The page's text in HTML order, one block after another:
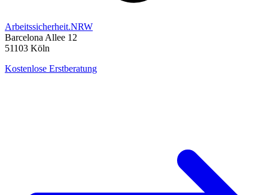
Arbeitssicherheit.NRW
Barcelona Allee 12
51103 Köln
Kostenlose Erstberatung